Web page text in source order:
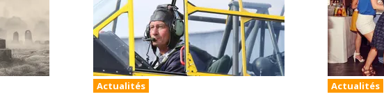
Actualités Actualités